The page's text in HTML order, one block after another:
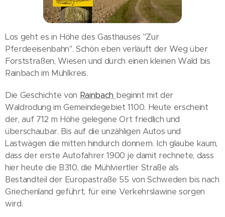
Los geht es in Höhe des Gasthauses "Zur
Pferdeeisenbahn". Schön eben verläuft der Weg über
Forststraßen, Wiesen und durch einen kleinen Wald bis
Rainbach im Mühlkreis.
Die Geschichte von Rainbach beginnt mit der
Waldrodung im Gemeindegebiet 1100. Heute erscheint
der, auf 712 m Höhe gelegene Ort friedlich und
überschaubar. Bis auf die unzähligen Autos und
Lastwägen die mitten hindurch donnern. Ich glaube kaum,
dass der erste Autofahrer 1900 je damit rechnete, dass
hier heute die B310, die Mühlviertler Straße als
Bestandteil der Europastraße 55 von Schweden bis nach
Griechenland geführt, für eine Verkehrslawine sorgen
wird.